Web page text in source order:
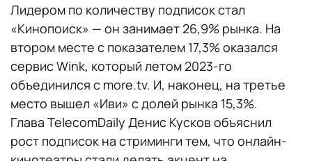
Лидером по количеству подписок стал
«Кинопоиск» — он занимает 26,9% рынка. На
втором месте с показателем 17,3% оказался
сервис Wink, который летом 2023-го
объединился с more.tv. И, наконец, на третье
место вышел «Иви» с долей рынка 15,3%.
Глава TelecomDaily Денис Кусков объяснил
рост подписок на стриминги тем, что онлайн-